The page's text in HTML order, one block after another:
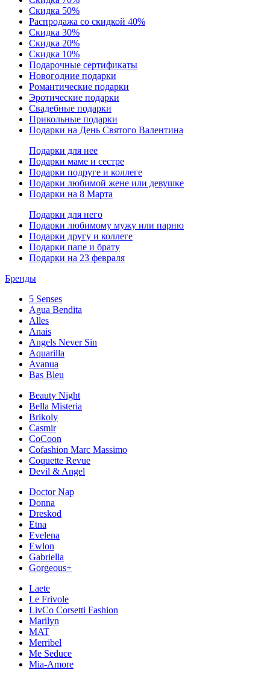
Скидка 50%
Распродажа со скидкой 40%
Скидка 30%
Скидка 20%
Скидка 10%
Подарочные сертификаты
Новогодние подарки
Романтические подарки
Эротические подарки
Свадебные подарки
Прикольные подарки
Подарки на День Святого Валентина
Подарки для нее
Подарки маме и сестре
Подарки подруге и коллеге
Подарки любимой жене или девушке
Подарки на 8 Марта
Подарки для него
Подарки любимому мужу или парню
Подарки другу и коллеге
Подарки папе и брату
Подарки на 23 февраля
Бренды
5 Senses
Agua Bendita
Alles
Anais
Angels Never Sin
Aquarilla
Avanua
Bas Bleu
Beauty Night
Bella Misteria
Brikoly
Casmir
CoCoon
Cofashion Marc Massimo
Coquette Revue
Devil & Angel
Doctor Nap
Donna
Dreskod
Etna
Evelena
Ewlon
Gabriella
Gorgeous+
Laete
Le Frivole
LivCo Corsetti Fashion
Marilyn
MAT
Merribel
Me Seduce
Mia-Amore